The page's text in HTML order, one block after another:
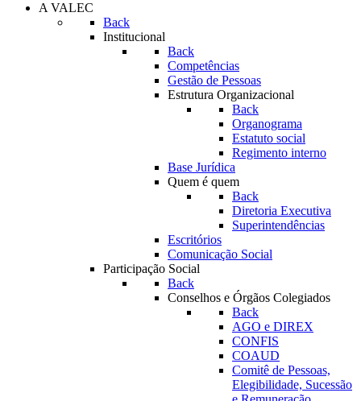
A VALEC
Back
Institucional
Back
Competências
Gestão de Pessoas
Estrutura Organizacional
Back
Organograma
Estatuto social
Regimento interno
Base Jurídica
Quem é quem
Back
Diretoria Executiva
Superintendências
Escritórios
Comunicação Social
Participação Social
Back
Conselhos e Órgãos Colegiados
Back
AGO e DIREX
CONFIS
COAUD
Comitê de Pessoas,
Elegibilidade, Sucessão